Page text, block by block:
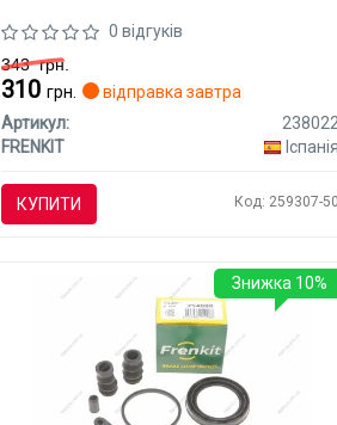
0 відгуків
343грн.
310 грн.
відправка завтра
Артикул:
FRENKIT
Іспанія
КУПИТИ Код: 259307-50
Знижка 10%